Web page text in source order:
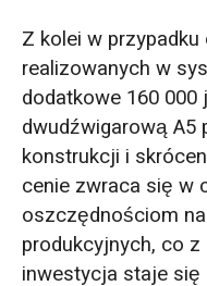
Z kolei w
realizowanych w
dodatkowe 160
dwudźwigarową A5
konstrukcji i
cenie zwraca się w
oszczędnościom
produkcyjnych, co
inwestycja staje się